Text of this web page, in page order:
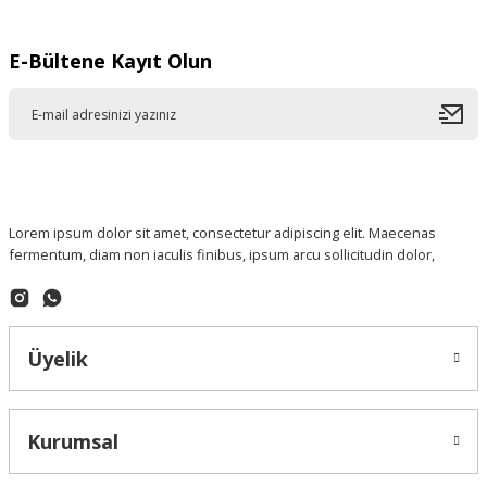
E-Bültene Kayıt Olun
Lorem ipsum dolor sit amet, consectetur adipiscing elit. Maecenas
fermentum, diam non iaculis finibus, ipsum arcu sollicitudin dolor,
Üyelik
Kurumsal